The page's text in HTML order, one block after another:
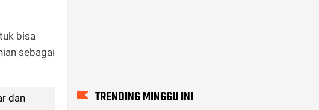
bisa
sebagai
dan
Ramah, Pendidikan Karakter
Jadi Prioritas